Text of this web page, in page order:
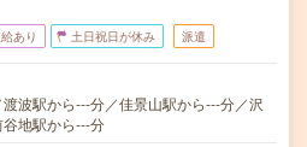
あり 土日祝日が休み 派遣
波駅から---分／佳景山駅から---分／沢
地駅から---分